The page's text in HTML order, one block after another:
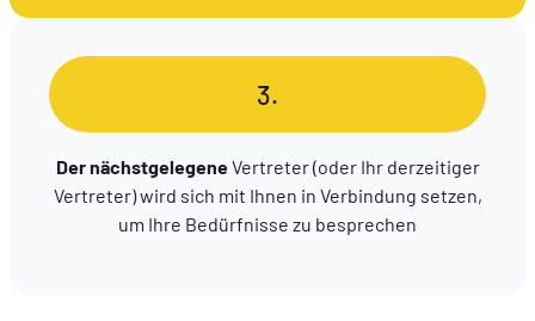
en comprenant comment vous arrivez sur notre site.
suivre les performances. Partager des informations avec
les réseaux sociaux utilisés et vous permettre de
visualiser du contenu hébergé sur un site externe.
3.
Der nächstgelegeneVertreter (oder Ihr derzeitiger
Vertreter) wird sich mit Ihnen in Verbindung setzen,
um Ihre Bedürfnisse zu besprechen